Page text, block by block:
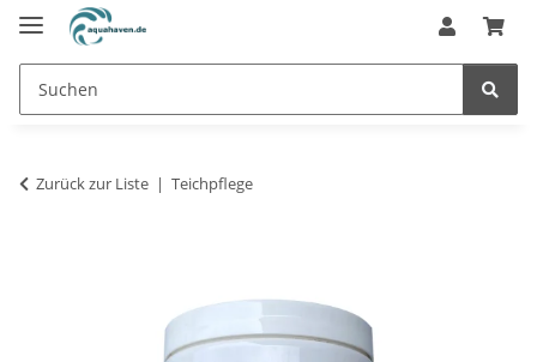
Zurück zur Liste Teichpflege